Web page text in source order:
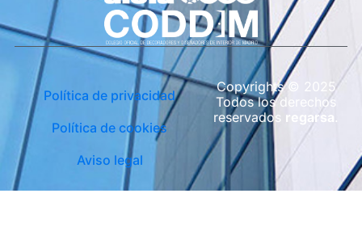
Política de privacidad
Política de cookies
Aviso legal
Copyrights © 2025
Todos los derechos
reservados regarsa .